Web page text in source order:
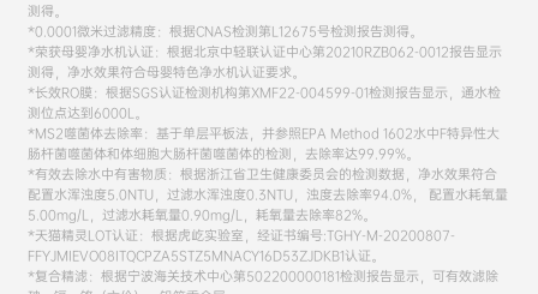
测得。
*0.0001微米过滤精度：根据CNAS检测第L12675号检测报告测得。
*荣获母婴净水机认证：根据北京中轻联认证中心第20210RZB062-0012报告显示
测得，净水效果符合母婴特色净水机认证要求。
*长效RO膜：根据SGS认证检测机构第XMF22-004599-01检测报告显示，通水检
测位点达到6000L。
*MS2噬菌体去除率：基于单层平板法，并参照EPA Method 1602水中F特异性大
肠杆菌噬菌体和体细胞大肠杆菌噬菌体的检测，去除率达99.99%。
*有效去除水中有害物质：根据浙江省卫生健康委员会的检测数据，净水效果符合
配置水浑浊度5.0NTU，过滤水浑浊度0.3NTU，浊度去除率94.0%， 配置水耗氧量
5.00mg/L，过滤水耗氧量0.90mg/L，耗氧量去除率82%。
*天猫精灵LOT认证：根据虎屹实验室，经证书编号:TGHY-M-20200807-
FFYJMIEVO08ITQCPZA5STZ5MNACY16D53ZJDKB1认证。
*复合精滤：根据宁波海关技术中心第502200000181检测报告显示，可有效滤除